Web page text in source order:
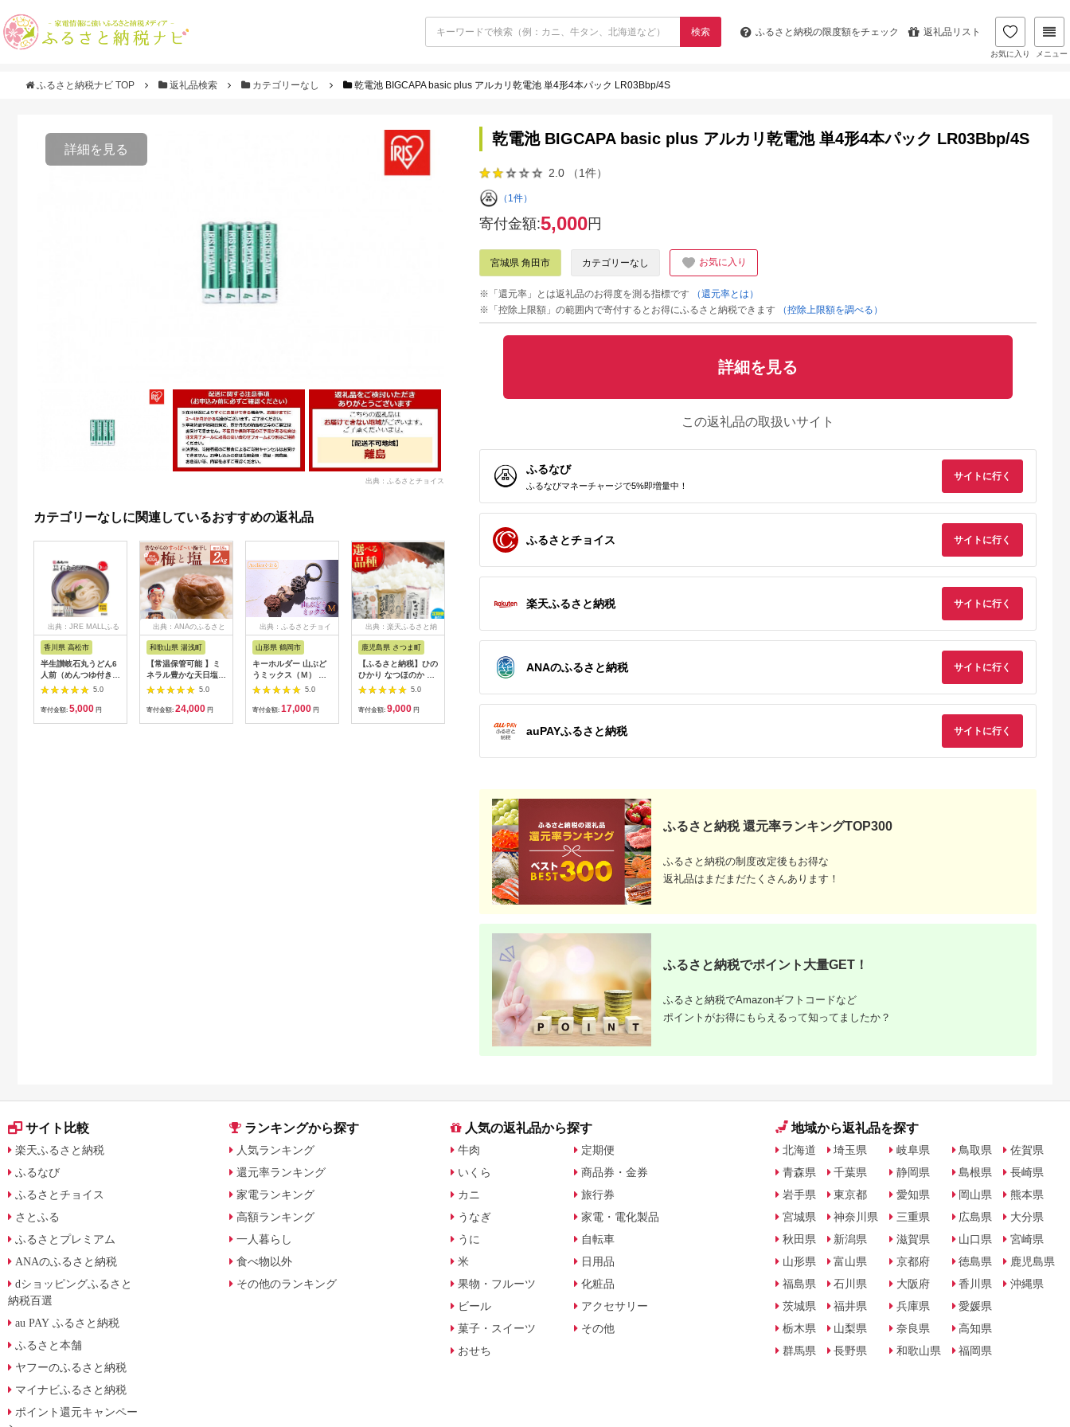
検索 ふるさと納税の限度額をチェック 返礼品リスト
お気に入り メニュー
ふるさと納税ナビ TOP 返礼品検索 カテゴリーなし 乾電池 BIGCAPA basic plus アルカリ乾電池 単4形4本パック LR03Bbp/4S
詳細を見る
出典：ふるさとチョイス
カテゴリーなしに関連しているおすすめの返礼品
出典：JRE MALLふる
香川県 高松市
半生讃岐石丸うどん6
人前（めんつゆ付き）
麺300g×2袋
5.0
寄付金額: 5,000 円
出典：ANAのふるさと
和歌山県 湯浅町
【常温保管可能 】ミ
ネラル豊かな天日塩だ
けで漬けた無添加梅干
し2kg 梅ボーイズ｜
南高梅
5.0
寄付金額: 24,000 円
出典：ふるさとチョイ
山形県 鶴岡市
キーホルダー 山ぶど
うミックス（Ｍ） 山
形県鶴岡市 アトリエ
かおる | 山葡萄 雑貨
キーホルダー ギフト
5.0
寄付金額: 17,000 円
出典：楽天ふるさと納
鹿児島県 さつま町
【ふるさと納税】ひの
ひかり なつほのか あ
きほなみ 選べる 品種
定期便 米 2kg
5kg《出荷時期をお選
5.0
寄付金額: 9,000 円
【伊万里焼】ブルーレ
ースパン皿 035-H389
【ふるさと納税】［沖
縄の海塩］ぬちまーす
ット 【ぬちまーす】
返礼品 海塩 沖縄 うる
計1.2kg 027-0407
宮崎県 日向市
【ふるさと納税】【三
陸宮古重茂産】無添加
焼きうに 80g×2、5、
10、30個セット_ 焼
ず おつまみ 酒の肴 ご
【ふるさと納税】
【ご自宅用】 ふぞろ
い ころ柿 約800g
【期間限定発送】 [米
柿 かき 枯露柿 果物
乾電池 BIGCAPA basic plus アルカリ乾電池 単4形4本パック LR03Bbp/4S
2.0 （1件）
（1件）
寄付金額:5,000円
宮城県 角田市 カテゴリーなし お気に入り
※「還元率」とは返礼品のお得度を測る指標です
（還元率とは）
※「控除上限額」の範囲内で寄付するとお得にふるさと納税できます
（控除上限額を調べる）
詳細を見る
この返礼品の取扱いサイト
ふるなび
ふるなびマネーチャージで5%即増量中！
サイトに行く
ふるさとチョイス サイトに行く
楽天ふるさと納税 サイトに行く
ANAのふるさと納税 サイトに行く
auPAYふるさと納税 サイトに行く
ふるさと納税 還元率ランキングTOP300
ふるさと納税の制度改定後もお得な
返礼品はまだまだたくさんあります！
ふるさと納税でポイント大量GET！
ふるさと納税でAmazonギフトコードなど
ポイントがお得にもらえるって知ってましたか？
サイト比較
楽天ふるさと納税
ふるなび
ふるさとチョイス
さとふる
ふるさとプレミアム
ANAのふるさと納税
dショッピングふるさと
納税百選
au PAY ふるさと納税
ふるさと本舗
ヤフーのふるさと納税
マイナビふるさと納税
ポイント還元キャンペー
ランキングから探す
人気ランキング
還元率ランキング
家電ランキング
高額ランキング
一人暮らし
食べ物以外
その他のランキング
人気の返礼品から探す
牛肉
いくら
カニ
うなぎ
うに
米
果物・フルーツ
ビール
菓子・スイーツ
おせち
定期便
商品券・金券
旅行券
家電・電化製品
自転車
日用品
化粧品
アクセサリー
その他
地域から返礼品を探す
北海道
青森県
岩手県
宮城県
秋田県
山形県
福島県
茨城県
栃木県
群馬県
埼玉県
千葉県
東京都
神奈川県
新潟県
富山県
石川県
福井県
山梨県
長野県
岐阜県
静岡県
愛知県
三重県
滋賀県
京都府
大阪府
兵庫県
奈良県
和歌山県
鳥取県
島根県
岡山県
広島県
山口県
徳島県
香川県
愛媛県
高知県
福岡県
佐賀県
長崎県
熊本県
大分県
宮崎県
鹿児島県
沖縄県